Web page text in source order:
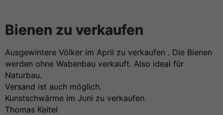
Bienen zu verkaufen
Ausgewintere Völker im April zu verkaufen . Die Bienen
werden ohne Wabenbau verkauft. Also ideal für
Naturbau.
Versand ist auch möglich.
Kunstschwärme im Juni zu verkaufen.
Thomas Keitel